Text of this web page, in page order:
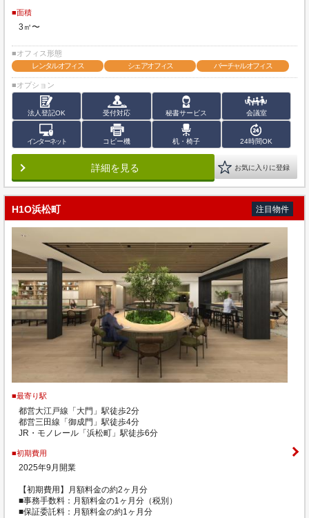
■面積
3㎡〜
■オフィス形態
レンタルオフィス
シェアオフィス バーチャルオフィス
■オプション
法人登記OK 受付対応 秘書サービス 会議室
インターネット コピー機 机・椅子 24時間OK
詳細を見る お気に入りに登録
H1O浜松町 注目物件
■最寄り駅
都営大江戸線「大門」駅徒歩2分
都営三田線「御成門」駅徒歩4分
JR・モノレール「浜松町」駅徒歩6分
■初期費用
2025年9月開業
【初期費用】月額料金の約2ヶ月分
■事務手数料：月額料金の1ヶ月分（税別）
■保証委託料：月額料金の約1ヶ月分